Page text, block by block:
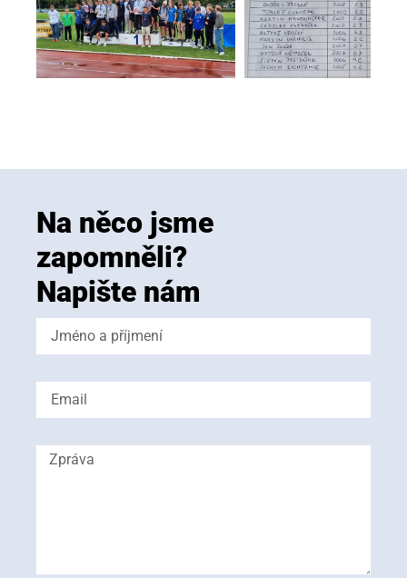
Na něco jsme
zapomněli?
Napište nám